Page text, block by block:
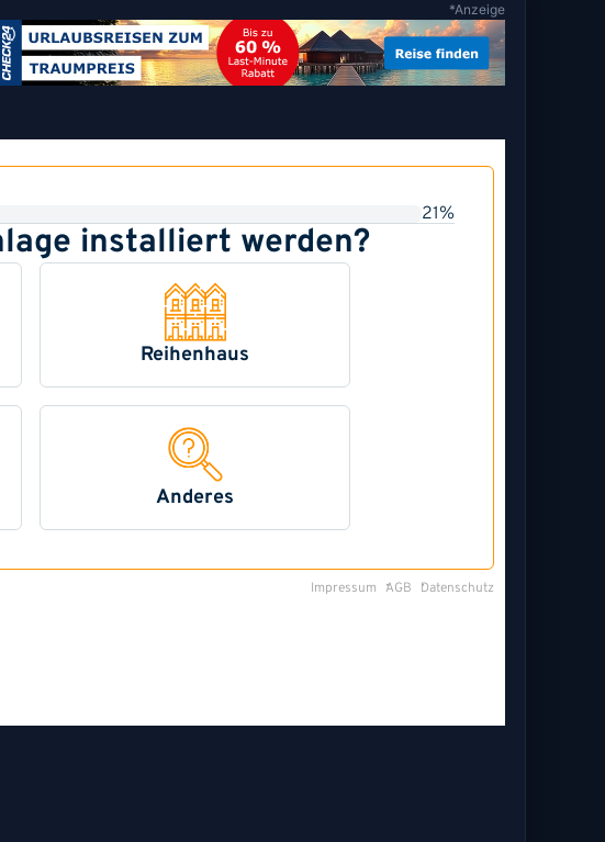
*Anzeige